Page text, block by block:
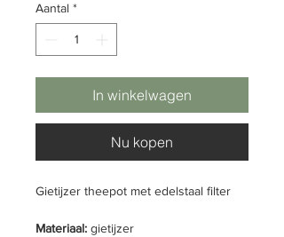
Aantal *
In winkelwagen
Nu kopen
Gietijzer theepot met edelstaal filter
Materiaal: gietijzer